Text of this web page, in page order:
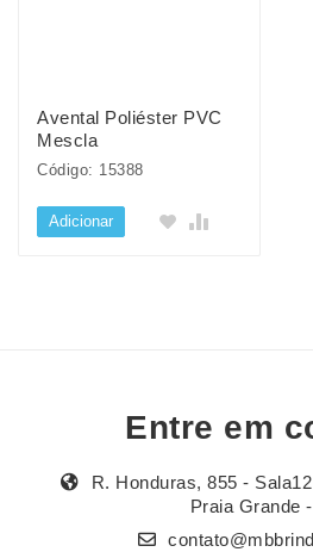
Avental Poliéster PVC
Mescla
Código: 15388
Adicionar
Entre em
R. Honduras, 855 -
Praia Grande